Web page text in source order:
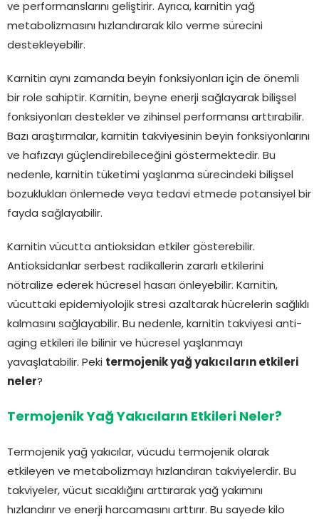
ve performanslarını geliştirir. Ayrıca, karnitin yağ
metabolizmasını hızlandırarak kilo verme sürecini
destekleyebilir.
Karnitin aynı zamanda beyin fonksiyonları için de önemli
bir role sahiptir. Karnitin, beyne enerji sağlayarak bilişsel
fonksiyonları destekler ve zihinsel performansı arttırabilir.
Bazı araştırmalar, karnitin takviyesinin beyin fonksiyonlarını
ve hafızayı güçlendirebileceğini göstermektedir. Bu
nedenle, karnitin tüketimi yaşlanma sürecindeki bilişsel
bozuklukları önlemede veya tedavi etmede potansiyel bir
fayda sağlayabilir.
Karnitin vücutta antioksidan etkiler gösterebilir.
Antioksidanlar serbest radikallerin zararlı etkilerini
nötralize ederek hücresel hasarı önleyebilir. Karnitin,
vücuttaki epidemiyolojik stresi azaltarak hücrelerin sağlıklı
kalmasını sağlayabilir. Bu nedenle, karnitin takviyesi anti-
aging etkileri ile bilinir ve hücresel yaşlanmayı
yavaşlatabilir. Peki termojenik yağ yakıcıların etkileri
neler?
Termojenik Yağ Yakıcıların Etkileri Neler?
Termojenik yağ yakıcılar, vücudu termojenik olarak
etkileyen ve metabolizmayı hızlandıran takviyelerdir. Bu
takviyeler, vücut sıcaklığını arttırarak yağ yakımını
hızlandırır ve enerji harcamasını arttırır. Bu sayede kilo